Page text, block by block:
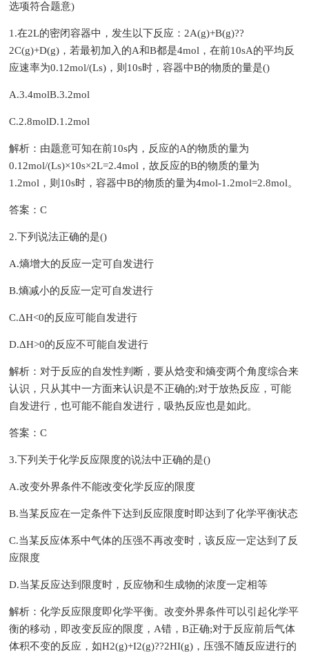
选项符合题意)
1.在2L的密闭容器中，发生以下反应：2A(g)+B(g)??
2C(g)+D(g)，若最初加入的A和B都是4mol，在前10sA的平均反
应速率为0.12mol/(Ls)，则10s时，容器中B的物质的量是()
A.3.4molB.3.2mol
C.2.8molD.1.2mol
解析：由题意可知在前10s内，反应的A的物质的量为
0.12mol/(Ls)×10s×2L=2.4mol，故反应的B的物质的量为
1.2mol，则10s时，容器中B的物质的量为4mol-1.2mol=2.8mol。
答案：C
2.下列说法正确的是()
A.熵增大的反应一定可自发进行
B.熵减小的反应一定可自发进行
C.ΔH<0的反应可能自发进行
D.ΔH>0的反应不可能自发进行
解析：对于反应的自发性判断，要从焓变和熵变两个角度综合来
认识，只从其中一方面来认识是不正确的;对于放热反应，可能
自发进行，也可能不能自发进行，吸热反应也是如此。
答案：C
3.下列关于化学反应限度的说法中正确的是()
A.改变外界条件不能改变化学反应的限度
B.当某反应在一定条件下达到反应限度时即达到了化学平衡状态
C.当某反应体系中气体的压强不再改变时，该反应一定达到了反
应限度
D.当某反应达到限度时，反应物和生成物的浓度一定相等
解析：化学反应限度即化学平衡。改变外界条件可以引起化学平
衡的移动，即改变反应的限度，A错，B正确;对于反应前后气体
体积不变的反应，如H2(g)+I2(g)??2HI(g)，压强不随反应进行的